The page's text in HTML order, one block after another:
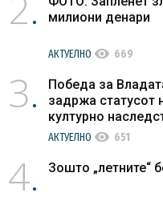
милиони денари
АКТУЕЛНО visibility 669
3
Победа за
задржа статусот
културно
АКТУЕЛНО visibility 651
4 Зошто „летните“